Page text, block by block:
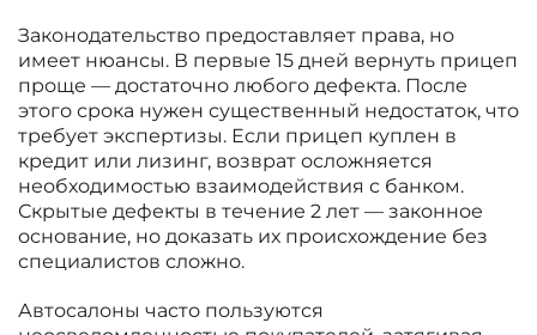
Законодательство предоставляет права, но
имеет нюансы. В первые 15 дней вернуть прицеп
проще — достаточно любого дефекта. После
этого срока нужен существенный недостаток, что
требует экспертизы. Если прицеп куплен в
кредит или лизинг, возврат осложняется
необходимостью взаимодействия с банком.
Скрытые дефекты в течение 2 лет — законное
основание, но доказать их происхождение без
специалистов сложно.
Автосалоны часто пользуются